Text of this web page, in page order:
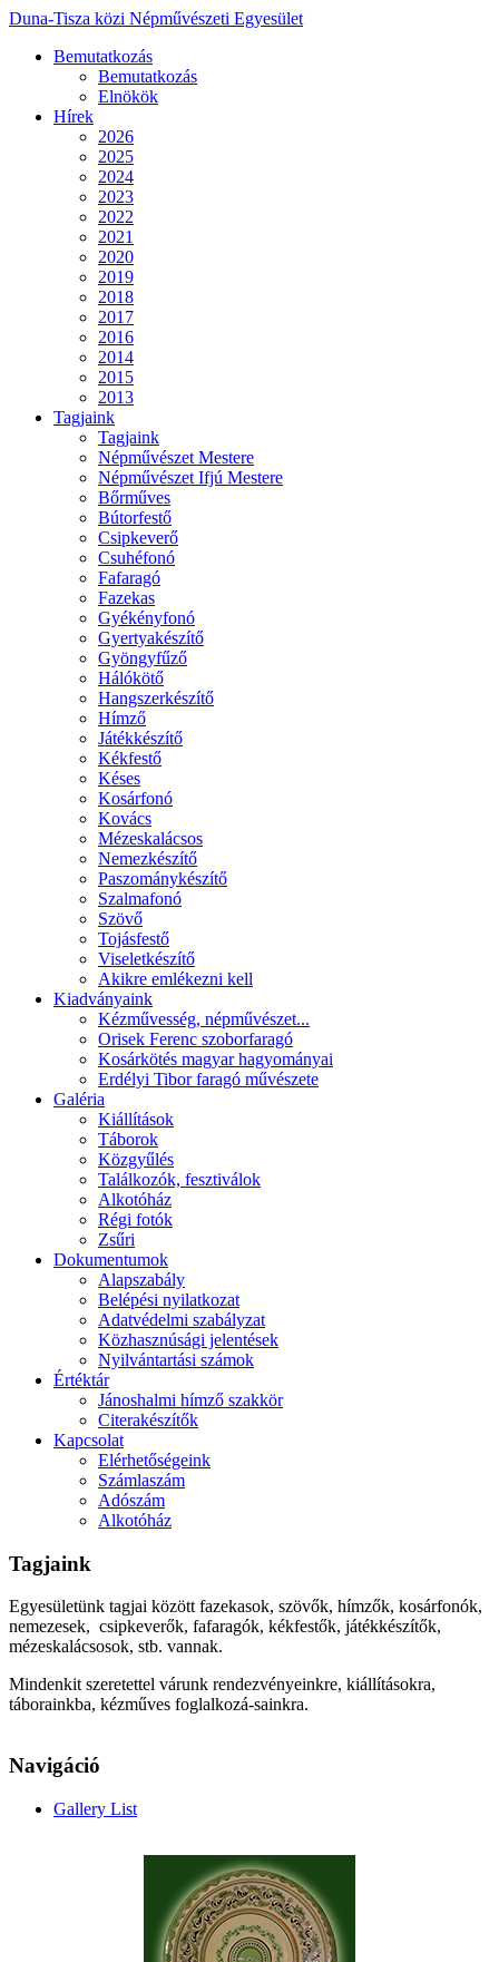
Duna-Tisza közi Népművészeti Egyesület
Bemutatkozás
Bemutatkozás
Elnökök
Hírek
2026
2025
2024
2023
2022
2021
2020
2019
2018
2017
2016
2014
2015
2013
Tagjaink
Tagjaink
Népművészet Mestere
Népművészet Ifjú Mestere
Bőrműves
Bútorfestő
Csipkeverő
Csuhéfonó
Fafaragó
Fazekas
Gyékényfonó
Gyertyakészítő
Gyöngyfűző
Hálókötő
Hangszerkészítő
Hímző
Játékkészítő
Kékfestő
Késes
Kosárfonó
Kovács
Mézeskalácsos
Nemezkészítő
Paszománykészítő
Szalmafonó
Szövő
Tojásfestő
Viseletkészítő
Akikre emlékezni kell
Kiadványaink
Kézművesség, népművészet...
Orisek Ferenc szoborfaragó
Kosárkötés magyar hagyományai
Erdélyi Tibor faragó művészete
Galéria
Kiállítások
Táborok
Közgyűlés
Találkozók, fesztiválok
Alkotóház
Régi fotók
Zsűri
Dokumentumok
Alapszabály
Belépési nyilatkozat
Adatvédelmi szabályzat
Közhasznúsági jelentések
Nyilvántartási számok
Értéktár
Jánoshalmi hímző szakkör
Citerakészítők
Kapcsolat
Elérhetőségeink
Számlaszám
Adószám
Alkotóház
Tagjaink
Egyesületünk tagjai között fazekasok, szövők, hímzők, kosárfonók,
nemezesek, csipkeverők, fafaragók, kékfestők, játékkészítők,
mézeskalácsosok, stb. vannak.
Mindenkit szeretettel várunk rendezvényeinkre, kiállításokra,
táborainkba, kézműves foglalkozá-sainkra.
Navigáció
Gallery List